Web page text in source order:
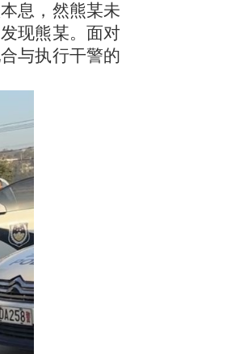
息，然熊某未
现熊某。面对
与执行干警的